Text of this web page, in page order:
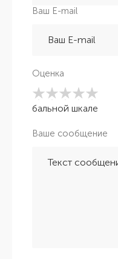
Ваш E-mail
Оценка
бальной шкале
Ваше сообщение